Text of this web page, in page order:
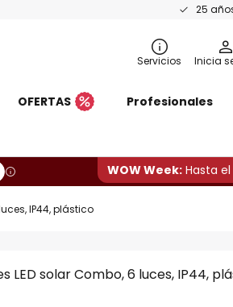
25
Servicios Inicia
OFERTAS Profesionales
WOW Week: Hasta
IP44, plástico
LED solar Combo, 6 luces, IP44,